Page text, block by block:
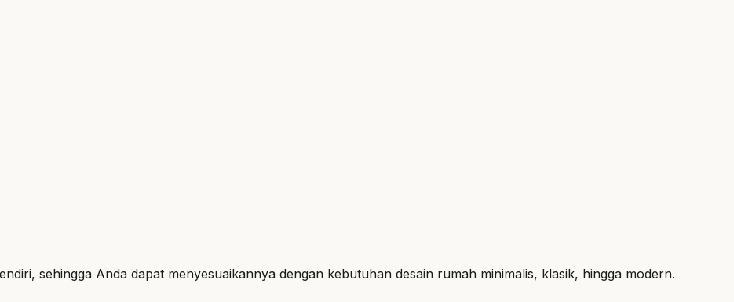
sehingga Anda dapat menyesuaikannya dengan kebutuhan desain rumah minimalis, klasik, hingga modern.